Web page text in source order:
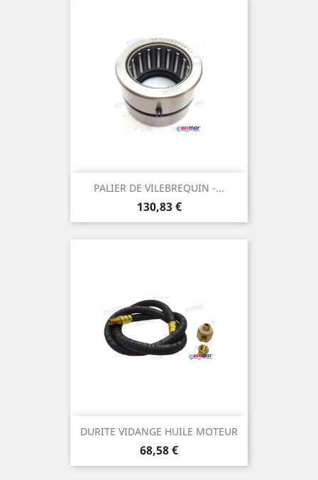
PALIER DE VILEBREQUIN -...
Prix
130,83 €
DURITE VIDANGE HUILE MOTEUR
Prix
68,58 €